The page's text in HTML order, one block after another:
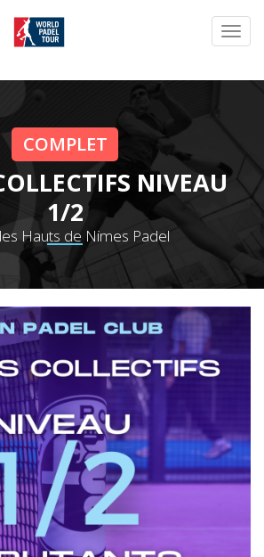
COMPLET
NIVEAU
1/2
Hauts de Nimes Padel